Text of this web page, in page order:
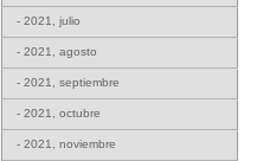
- 2021, julio
- 2021, agosto
- 2021, septiembre
- 2021, octubre
- 2021, noviembre